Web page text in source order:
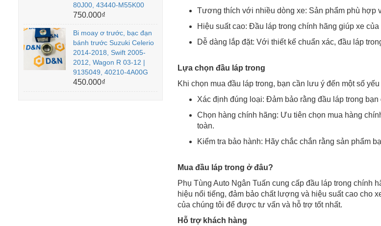
Tương thích với nhiều dòng xe: Sản phẩm phù hợp
Hiệu suất cao: Đầu láp trong chính hãng giúp xe
Dễ dàng lắp đặt: Với thiết kế chuẩn xác, đầu láp
Lựa chọn đầu láp trong
Khi chọn mua đầu láp trong, bạn cần lưu ý đến một số yếu
Xác định đúng loại: Đảm bảo rằng đầu láp trong
Chọn hàng chính hãng: Ưu tiên chọn mua hàng
toàn.
Kiểm tra bảo hành: Hãy chắc chắn rằng sản phẩm
Mua đầu láp trong ở đâu?
Phụ Tùng Auto Ngân Tuấn cung cấp đầu láp trong chính
hiệu nổi tiếng, đảm bảo chất lượng và hiệu suất cao cho
của chúng tôi để được tư vấn và hỗ trợ tốt nhất.
Hỗ trợ khách hàng
80J00, 43440-M55K00
750.000₫
Bi moay ơ trước, bạc đạn
bánh trước Suzuki Celerio
2014-2018, Swift 2005-
2012, Wagon R 03-12 |
9135049, 40210-4A00G
450.000₫